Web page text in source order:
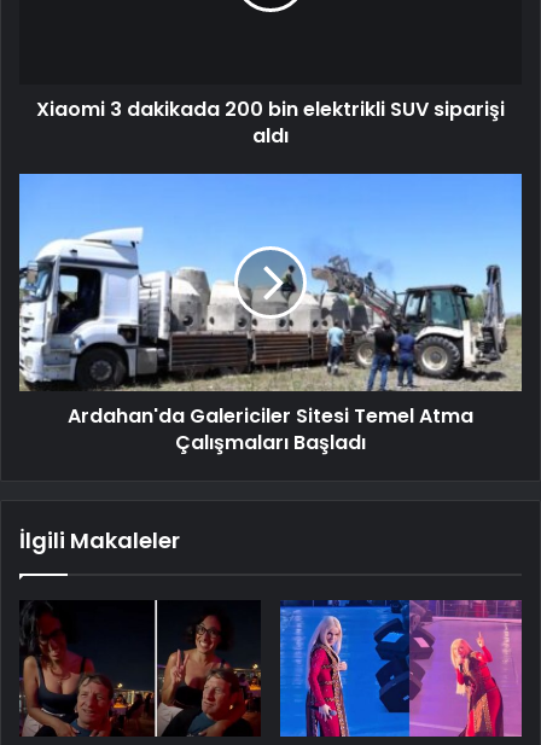
Xiaomi 3 dakikada 200 bin elektrikli SUV siparişi
aldı
Ardahan'da Galericiler Sitesi Temel Atma
Çalışmaları Başladı
İlgili Makaleler